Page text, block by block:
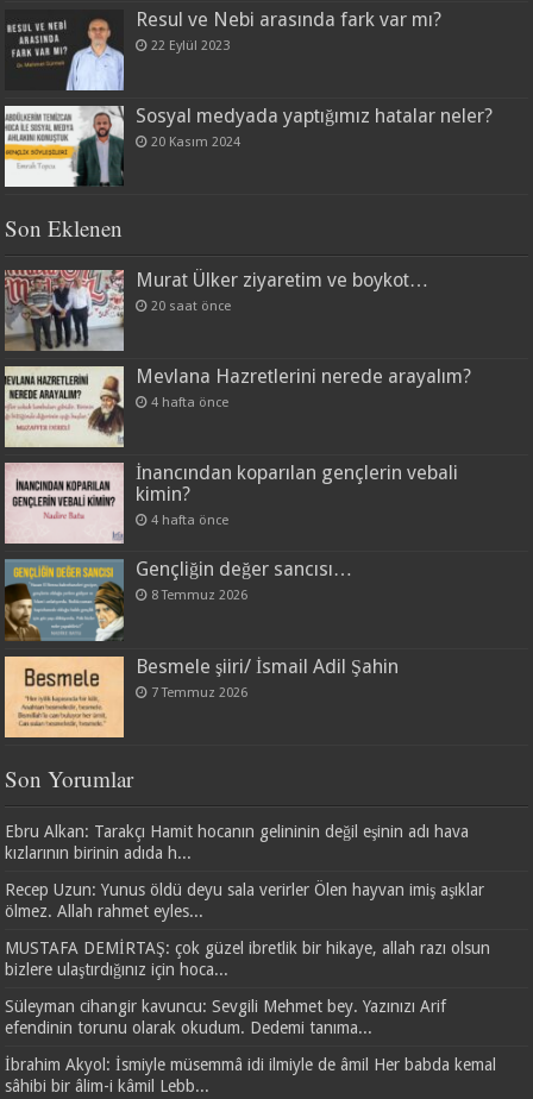
Resul ve Nebi arasında fark var mı?
22 Eylül 2023
Sosyal medyada yaptığımız hatalar neler?
20 Kasım 2024
Son Eklenen
Murat Ülker ziyaretim ve boykot…
20 saat önce
Mevlana Hazretlerini nerede arayalım?
4 hafta önce
İnancından koparılan gençlerin vebali
kimin?
4 hafta önce
Gençliğin değer sancısı…
8 Temmuz 2026
Besmele şiiri/ İsmail Adil Şahin
7 Temmuz 2026
Son Yorumlar
Ebru Alkan: Tarakçı Hamit hocanın gelininin değil eşinin adı hava
kızlarının birinin adıda h...
Recep Uzun: Yunus öldü deyu sala verirler Ölen hayvan imiş aşıklar
ölmez. Allah rahmet eyles...
MUSTAFA DEMİRTAŞ: çok güzel ibretlik bir hikaye, allah razı olsun
bizlere ulaştırdığınız için hoca...
Süleyman cihangir kavuncu: Sevgili Mehmet bey. Yazınızı Arif
efendinin torunu olarak okudum. Dedemi tanıma...
İbrahim Akyol: İsmiyle müsemmâ idi ilmiyle de âmil Her babda kemal
sâhibi bir âlim-i kâmil Lebb...